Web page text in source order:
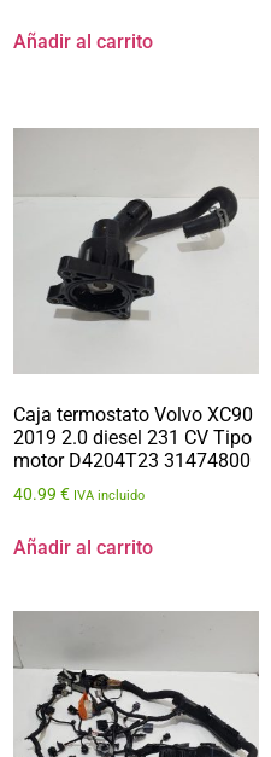
Añadir al carrito
Caja termostato Volvo XC90
2019 2.0 diesel 231 CV Tipo
motor D4204T23 31474800
40.99 € IVA incluido
Añadir al carrito